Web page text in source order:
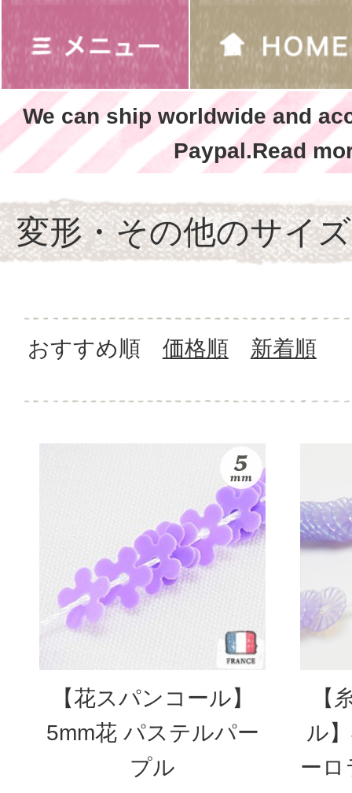
We can ship worldwide and
Paypal.Read
変形・その他のサイズ
おすすめ順 価格順 新着順
【花スパンコール】
5mm花 パステルパー
プル
【
ル
ーロ